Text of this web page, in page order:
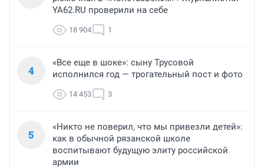
YA62.RU проверили на себе
18 904 1
4
«Все еще в шоке»: сыну Трусовой
исполнился год — трогательный пост и фото
14 453 3
5
«Никто не поверил, что мы привезли детей»:
как в обычной рязанской школе
воспитывают будущую элиту российской
армии